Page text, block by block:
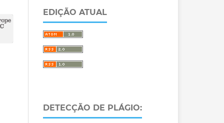
EDIÇÃO ATUAL
DETECÇÃO DE PLÁGIO: